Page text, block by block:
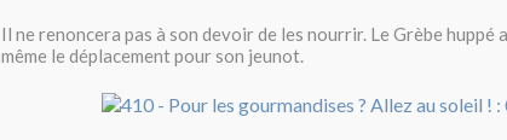
Il ne renoncera pas à son devoir de les nourrir. Le Grèbe
même le déplacement pour son jeunot.